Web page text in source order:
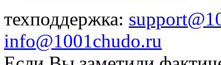
техподдержка:
info@1001chudo.ru